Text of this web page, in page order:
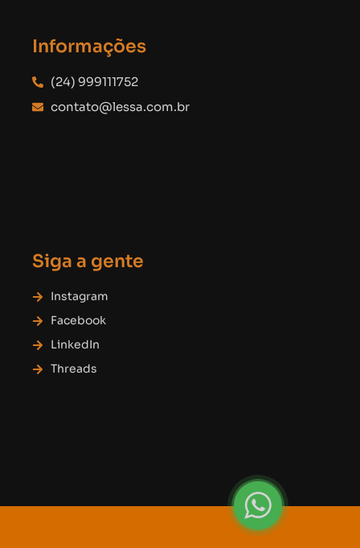
Informações
(24) 999111752
contato@lessa.com.br
Siga a gente
Instagram
Facebook
LinkedIn
Threads